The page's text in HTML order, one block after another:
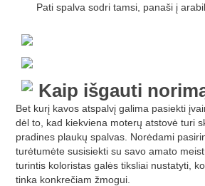
Pati spalva sodri tamsi, panaši į
Kaip išgauti
Bet kurį kavos atspalvį galima pasiekti
dėl to, kad kiekviena moterų atstovė turi
pradines plaukų spalvas. Norėdami
turėtumėte susisiekti su savo amato
turintis koloristas galės tiksliai nustatyti,
tinka konkrečiam žmogui.